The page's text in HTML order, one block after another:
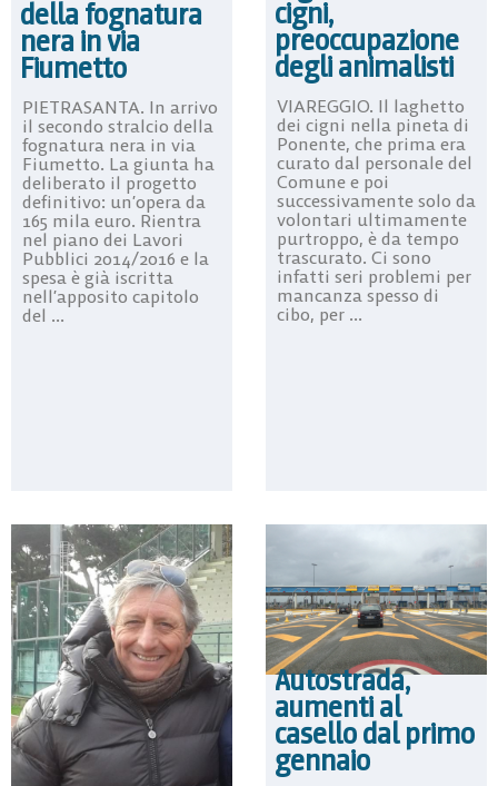
della fognatura
nera in via
Fiumetto
PIETRASANTA. In arrivo
il secondo stralcio della
fognatura nera in via
Fiumetto. La giunta ha
deliberato il progetto
definitivo: un’opera da
165 mila euro. Rientra
nel piano dei Lavori
Pubblici 2014/2016 e la
spesa è già iscritta
nell’apposito capitolo
del ...
cigni,
preoccupazione
degli animalisti
VIAREGGIO. Il laghetto
dei cigni nella pineta di
Ponente, che prima era
curato dal personale del
Comune e poi
successivamente solo da
volontari ultimamente
purtroppo, è da tempo
trascurato. Ci sono
infatti seri problemi per
mancanza spesso di
cibo, per ...
Autostrada,
aumenti al
casello dal primo
gennaio